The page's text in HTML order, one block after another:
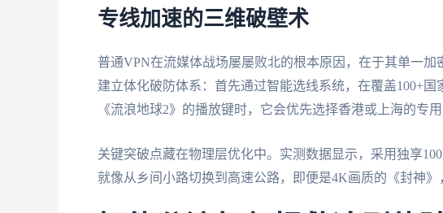
专线加速的三维破壁术
普通VPN在流媒体战场屡屡败北的根本原因，在于其单一
建立体化破防体系：首先通过智能选线系统，在覆盖100+
《流浪地球2》的播放键时，它会优先选择香港或上海的专
关键突破点藏在物理层优化中。实测数据显示，采用独享
就像从乡间小路切换到高速公路，即便是4K画质的《封神》